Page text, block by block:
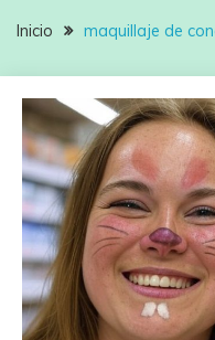
Inicio maquillaje de